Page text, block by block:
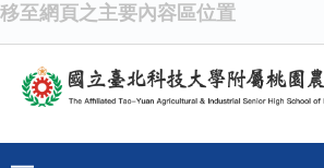
移至網頁之主要內容區位置